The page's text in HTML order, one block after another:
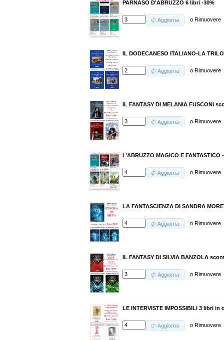
PARNASO D'ABRUZZO 6 libri -30%
Aggiorna oRimuovere
IL DODECANESO ITALIANO-LA
Aggiorna oRimuovere
IL FANTASY DI MELANIA FUSCONI
Aggiorna oRimuovere
L’ABRUZZO MAGICO E FANTASTICO
Aggiorna oRimuovere
LA FANTASCIENZA DI SANDRA
Aggiorna oRimuovere
IL FANTASY DI SILVIA BANZOLA
Aggiorna oRimuovere
LE INTERVISTE IMPOSSIBILI 3 libri in
Aggiorna oRimuovere